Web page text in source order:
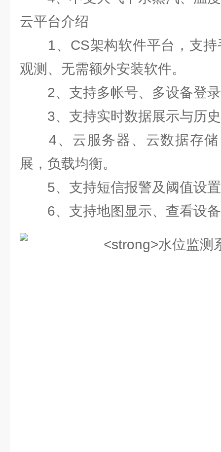
云平台介绍
1、CS架构软件平台，支持
观测、无需额外安装软件。
2、支持多帐号、多设备登录
3、支持实时数据展示与历史
4、云服务器、云数据存储
展，负载均衡。
5、支持短信报警及阈值设置
6、支持地图显示、查看设备